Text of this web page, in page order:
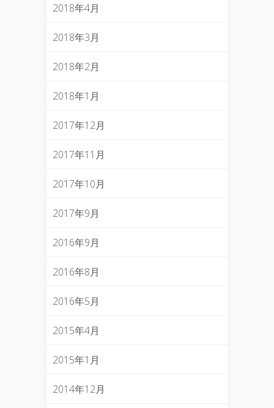
2018年4月
2018年3月
2018年2月
2018年1月
2017年12月
2017年11月
2017年10月
2017年9月
2016年9月
2016年8月
2016年5月
2015年4月
2015年1月
2014年12月